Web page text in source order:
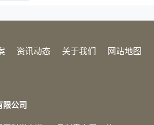
资讯动态 关于我们 网站地图
限公司